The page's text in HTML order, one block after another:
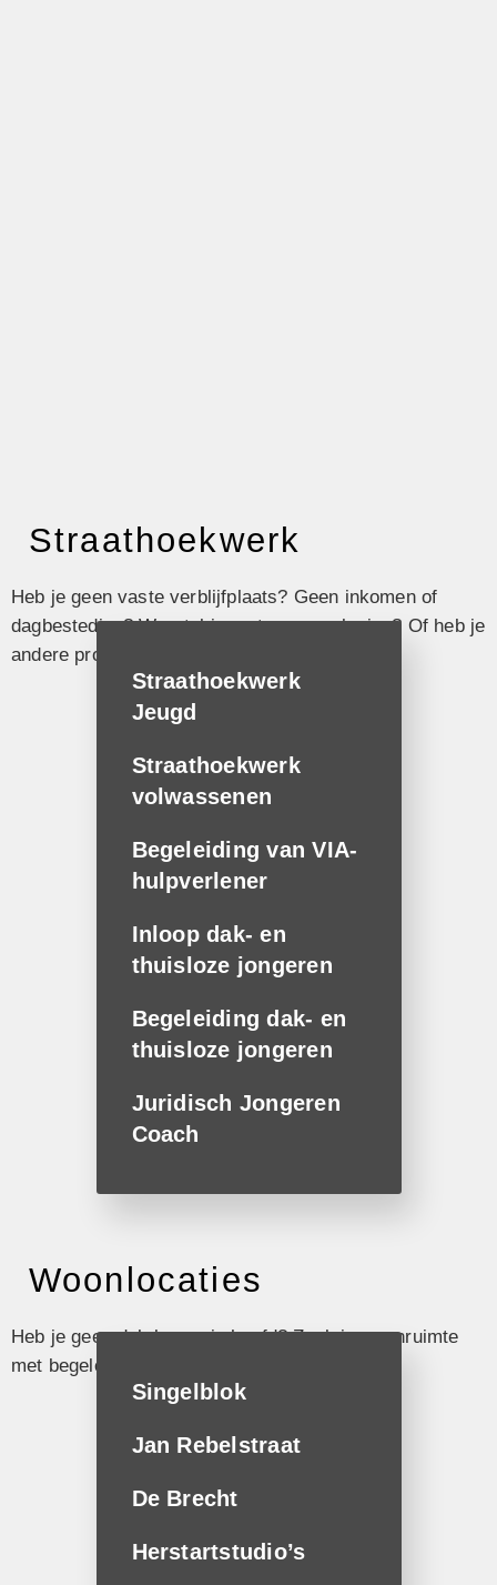
Straathoek­werk
Heb je geen vaste verblijfplaats? Geen inkomen of
dagbesteding? Worstel je met een verslaving? Of heb je
andere problemen? Wij zijn er voor je.
Straathoek­werk
Jeugd
Straathoek­werk
volwassenen
Begeleiding van VIA-
hulpverlener
Inloop dak- en
thuisloze jongeren
Begeleiding dak- en
thuisloze jongeren
Juridisch Jongeren
Coach
Woonlocaties
Heb je geen dak boven je hoofd? Zoek je woonruimte
met begeleiding? Bij perMens kun je terecht.
Singelblok
Jan Rebelstraat
De Brecht
Herstart­studio’s